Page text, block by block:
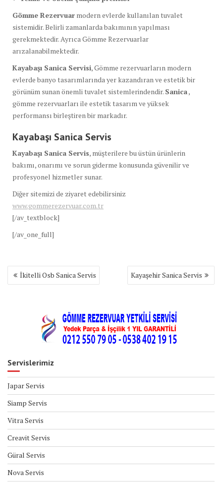
Gömme Rezervuar modern evlerde kullanılan tuvalet
sistemidir. Belirli zamanlarda bakımının yapılması
gerekmektedir. Ayrıca Gömme Rezervuarlar
arızalanabilmektedir.
Kayabaşı Sanica Servisi, Gömme rezervuarların modern
evlerde banyo tasarımlarında yer kazandıran ve estetik bir
görünüm sunan önemli tuvalet sistemlerindendir. Sanica,
gömme rezervuarları ile estetik tasarım ve yüksek
performansı birleştiren bir markadır.
Kayabaşı Sanica Servis
Kayabaşı Sanica Servis, müşterilere bu üstün ürünlerin
bakımı, onarımı ve sorun giderme konusunda güvenilir ve
profesyonel hizmetler sunar.
Diğer sitemizi de ziyaret edebilirsiniz
www.gommerezervuar.com.tr
[/av_textblock]
[/av_one_full]
Yazı
gezinmesi
İkitelli Osb Sanica Servis Kayaşehir Sanica Servis
Servislerimiz
Japar Servis
Siamp Servis
Vitra Servis
Creavit Servis
Güral Servis
Nova Servis